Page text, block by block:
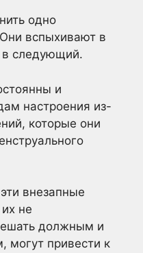
одно
вспыхивают в
в следующий.
и
настроения из-
которые они
внезапные
не
должным и
могут привести к